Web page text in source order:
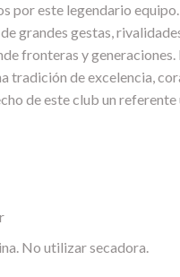
por este legendario
grandes gestas,
fronteras y
tradición de excelencia,
de este club un
No utilizar secadora.